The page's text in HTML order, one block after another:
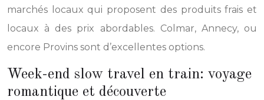
marchés locaux qui proposent des produits frais et
locaux à des prix abordables. Colmar, Annecy, ou
encore Provins sont d’excellentes options.
Week-end slow travel en train: voyage
romantique et découverte